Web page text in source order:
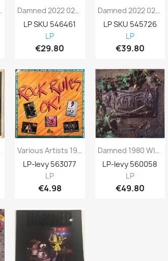
LP Damned 2022 0219828EMU AD 2022 (O2 Apollo...
LP SKU 546461
LP
€29.80
Various Artists 1980’s DIN 034 Rock Rules...
LP-levy 563077
LP
€4.98
Damned 2022 0216982EMU A Night Of A...
LP SKU 545726
LP
€39.80
Damned 1980 WIKM2 91 The Black Album 2LP...
LP-levy 560058
LP
€49.80